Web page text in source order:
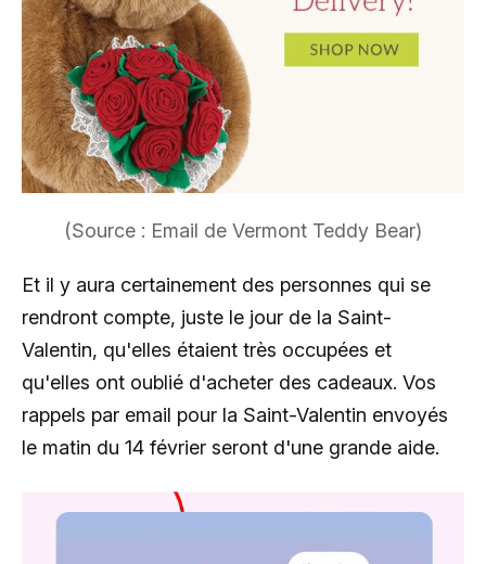
(Source : Email de Vermont Teddy Bear)
Et il y aura certainement des personnes qui se
rendront compte, juste le jour de la Saint-
Valentin, qu'elles étaient très occupées et
qu'elles ont oublié d'acheter des cadeaux. Vos
rappels par email pour la Saint-Valentin envoyés
le matin du 14 février seront d'une grande aide.